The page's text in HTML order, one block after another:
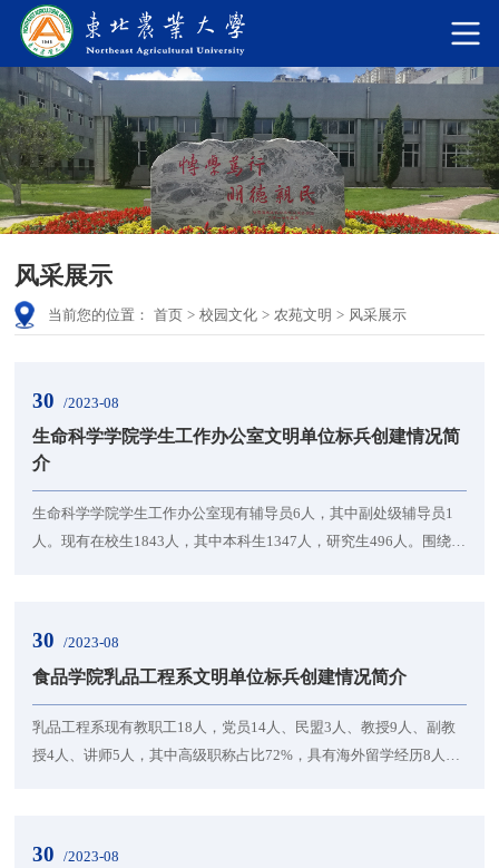
风采展示
当前您的位置： 首页 > 校园文化 > 农苑文明 > 风采展示
30 /2023-08
生命科学学院学生工作办公室文明单位标兵创建情况简
介
生命科学学院学生工作办公室现有辅导员6人，其中副处级辅导员1
人。现有在校生1843人，其中本科生1347人，研究生496人。围绕提
自我提升，不断强化学生工作思想力。开展“...
30 /2023-08
食品学院乳品工程系文明单位标兵创建情况简介
乳品工程系现有教职工18人，党员14人、民盟3人、教授9人、副教
授4人、讲师5人，其中高级职称占比72%，具有海外留学经历8人。
30 /2023-08